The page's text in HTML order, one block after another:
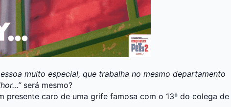
muito especial, que trabalha no mesmo departamento
será mesmo?
presente caro de uma grife famosa com o 13º do colega de